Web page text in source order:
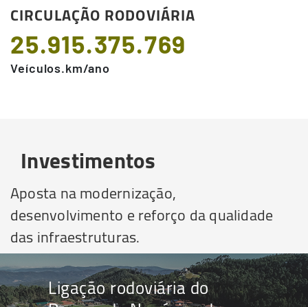
CIRCULAÇÃO RODOVIÁRIA
25.915.375.769
Veículos.km/ano
Investimentos
Aposta na modernização,
desenvolvimento e reforço da qualidade
das infraestruturas.
Ligação rodoviária do